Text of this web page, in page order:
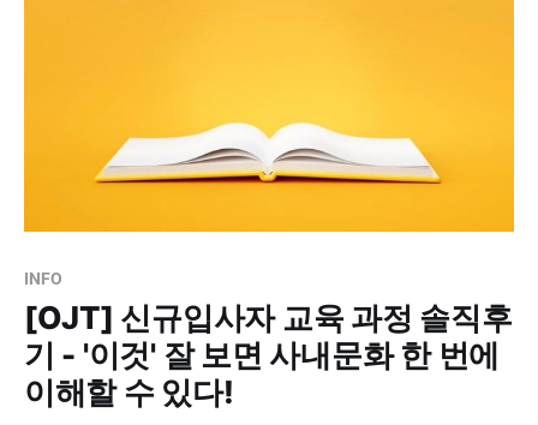
INFO
[OJT] 신규입사자 교육 과정 솔직후
기 - '이것' 잘 보면 사내문화 한 번에
이해할 수 있다!